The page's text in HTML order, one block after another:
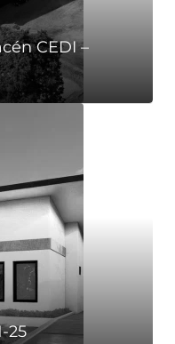
CEDI –
25